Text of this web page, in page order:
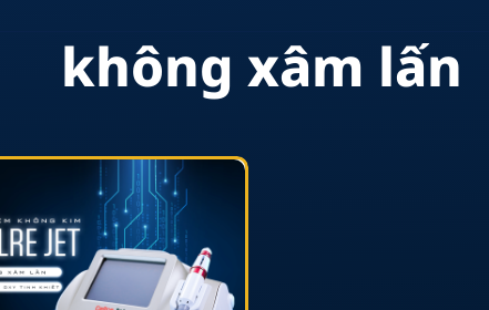
không xâm lấn